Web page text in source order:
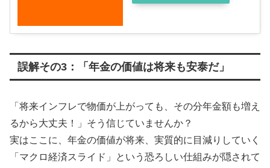
誤解その3：「年金の価値は将来も安泰だ」
「将来インフレで物価が上がっても、その分年金額も増え
るから大丈夫！」そう信じていませんか？
実はここに、年金の価値が将来、実質的に目減りしていく
「マクロ経済スライド」という恐ろしい仕組みが隠されて